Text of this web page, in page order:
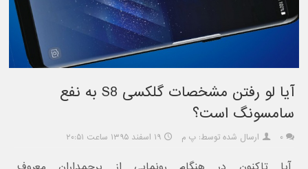
آیا لو رفتن مشخصات گلکسی S8 به نفع
سامسونگ است؟
۰ ارسال شده توسط: پ م ۱۹ اسفند ۱۳۹۵ ساعت ۲۰:۵۱